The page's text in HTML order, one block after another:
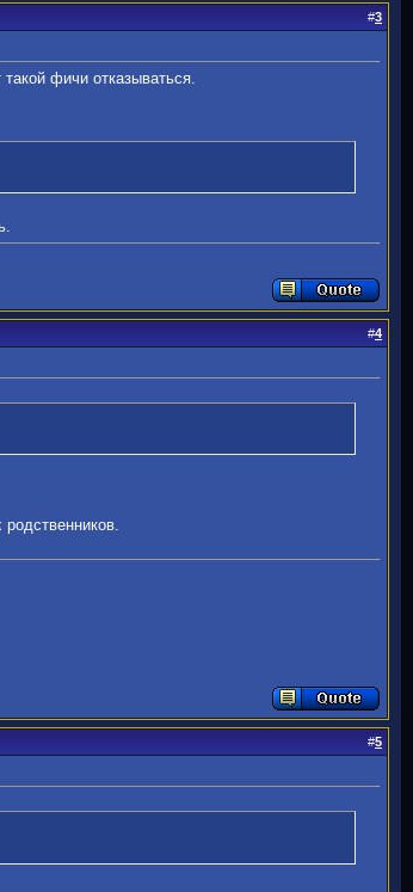
#3
фичи отказываться.
#4
#5